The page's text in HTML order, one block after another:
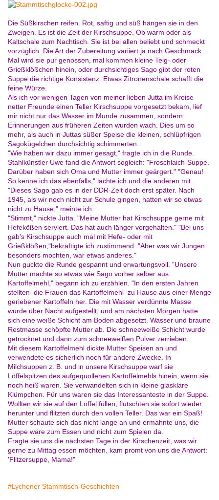
Die Süßkirschen reifen. Rot, saftig und süß hängen sie in den
Zweigen. Es ist die Zeit der Kirschsuppe. Ob warm oder als
Kaltschale zum Nachtisch. Sie ist bei allen beliebt und schmeckt
vorzüglich. Die Art der Zubereitung variiert ja nach Geschmack.
Mal wird sie pur genossen, mal kommen kleine Teig- oder
Grießklößchen hinein, oder durchsichtiges Sago gibt der roten
Suppe die richtige Konsistenz. Etwas Zitronenschale schafft die
feine Würze.
Als ich vor wenigen Tagen von meiner lieben Jutta im Kreise
netter Freunde einen Teller Kirschsuppe vorgesetzt bekam, lief
mir nicht nur das Wasser im Munde zusammen, sondern
Erinnerungen aus früheren Zeiten wurden wach. Dies um so
mehr, als auch in Juttas süßer Speise die kleinen, schlüpfrigen
Sagokügelchen durchsichtig schimmerten.
"Wie haben wir dazu immer gesagt," fragte ich in die Runde.
Stahlkünstler Uwe fand die Antwort sogleich: "Froschlaich-Suppe.
Darüber haben sich Oma und Mutter immer geärgert." "Genau!
So kenne ich das ebenfalls," lachte ich und die anderen mit.
"Dieses Sago gab es in der DDR-Zeit doch erst später. Nach
1945, als wir noch nicht zur Schule gingen, hatten wir so etwas
nicht zu Hause," meinte ich.
"Stimmt," nickte Jutta. "Meine Mutter hat Kirschsuppe gerne mit
Hefekößen serviert. Das hat auch länger vorgehalten." "Bei uns
gab's Kirschsuppe auch mal mit Hefe- oder mit
Grießklößen,"bekräftigte ich zustimmend. "Aber was wir Jungen
besonders mochten, war etwas anderes."
Nun guckte die Runde gespannt und erwartungsvoll. "Unsere
Mutter machte so etwas wie Sago vorher selber aus
Kartoffelmehl," begann ich zu erzählen. "In den ersten Jahren
stellten die Frauen das Kartoffelmehl zu Hause aus einer Menge
geriebener Kartoffeln her. Die mit Wasser verdünnte Masse
wurde über Nacht aufgestellt, und am nächsten Morgen hatte
sich eine weiße Schicht am Boden abgesetzt. Wasser und braune
Restmasse schöpfte Mutter ab. Die schneeweiße Schicht wurde
getrocknet und dann zum schneeweißen Pulver zerrieben.
Mit diesem Kartoffelmehl dickte Mutter Speisen an und
verwendete es sicherlich noch für andere Zwecke. In
Milchsuppen z. B. und in unsere Kirschsuppe warf sie
Löffelspitzen des aufgequollenen Kartoffelmehls hinein, wenn sie
noch heiß waren. Sie verwandelten sich in kleine glasklare
Klümpchen. Für uns waren sie das Interessanteste in der Suppe.
Wollten wir sie auf den Löffel füllen, flutschten sie sofort wieder
herunter und flitzten durch den vollen Teller. Das war ein Spaß!
Mutter schaute sich das nicht lange an und ermahnte uns, die
Suppe wäre zum Essen und nicht zum Spielen da.
Fragte sie uns die nächsten Tage in der Kirschenzeit, was wir
gerne zu Mittag essen möchten. kam promt von uns die Antwort:
'Flitzersuppe, Mama!"
#Lychener Stammtisch-Geschichten